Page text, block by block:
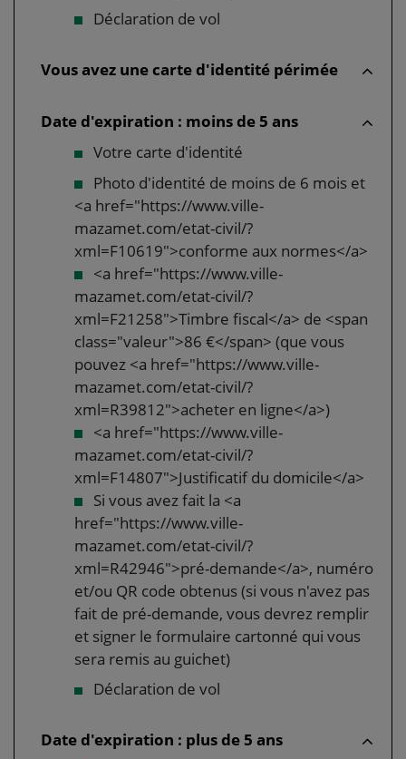
Déclaration de vol
Vous avez une carte d'identité périmée
Date d'expiration : moins de 5 ans
Votre carte d'identité
Photo d'identité de moins de 6 mois et
<a href="https://www.ville-
mazamet.com/etat-civil/?
xml=F10619">conforme aux normes</a>
<a href="https://www.ville-
mazamet.com/etat-civil/?
xml=F21258">Timbre fiscal</a> de <span
class="valeur">86 €</span> (que vous
pouvez <a href="https://www.ville-
mazamet.com/etat-civil/?
xml=R39812">acheter en ligne</a>)
<a href="https://www.ville-
mazamet.com/etat-civil/?
xml=F14807">Justificatif du domicile</a>
Si vous avez fait la <a
href="https://www.ville-
mazamet.com/etat-civil/?
xml=R42946">pré-demande</a>, numéro
et/ou QR code obtenus (si vous n'avez pas
fait de pré-demande, vous devrez remplir
et signer le formulaire cartonné qui vous
sera remis au guichet)
Déclaration de vol
Date d'expiration : plus de 5 ans